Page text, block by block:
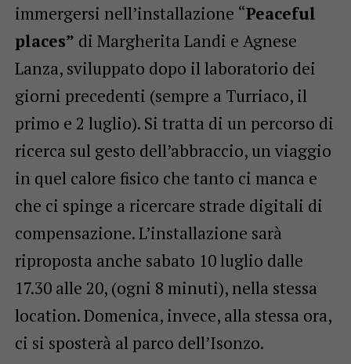
immergersi nell’installazione “Peaceful
places” di Margherita Landi e Agnese
Lanza, sviluppato dopo il laboratorio dei
giorni precedenti (sempre a Turriaco, il
primo e 2 luglio). Si tratta di un percorso di
ricerca sul gesto dell’abbraccio, un viaggio
in quel calore fisico che tanto ci manca e
che ci spinge a ricercare strade digitali di
compensazione. L’installazione sarà
riproposta anche sabato 10 luglio dalle
17.30 alle 20, (ogni 8 minuti), nella stessa
location. Domenica, invece, alla stessa ora,
ci si sposterà al parco dell’Isonzo.